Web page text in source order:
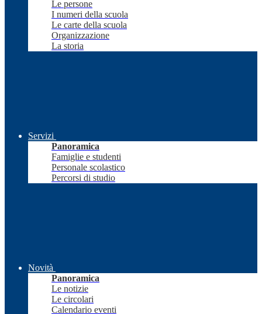
Le persone
I numeri della scuola
Le carte della scuola
Organizzazione
La storia
Servizi
Panoramica
Famiglie e studenti
Personale scolastico
Percorsi di studio
Novità
Panoramica
Le notizie
Le circolari
Calendario eventi